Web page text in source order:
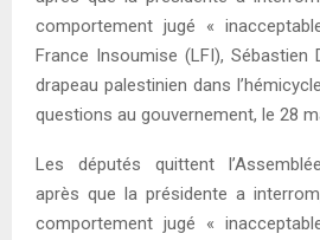
comportement jugé «
France Insoumise (LFI), Sébastien
drapeau palestinien dans
questions au gouvernement, le 28
Les députés quittent
après que la présidente a
comportement jugé «